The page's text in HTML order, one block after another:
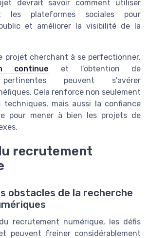
devrait savoir comment utiliser
les plateformes sociales pour
et améliorer la visibilité de la
projet cherchant à se perfectionner,
continue et l'obtention de
peuvent s'avérer
Cela renforce non seulement
techniques, mais aussi la confiance
pour mener à bien les projets de
recrutement
obstacles de la recherche
recrutement numérique, les défis
peuvent freiner considérablement